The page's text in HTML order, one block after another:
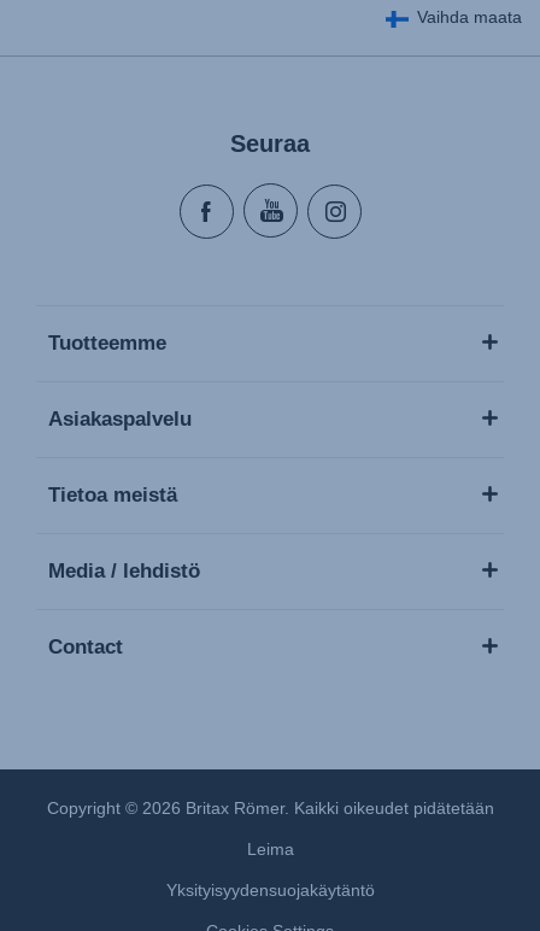
Lietošanas instrukcija (Latviešu valoda)
Naudojimo instrukcija (Lietuvių kalba)
Instrucţiuni de utilizare (Limba română)
Uputstvo za korišcenje (Srpski)
Navodila za uporabo (Slovenščina)
Vaihda maata
Seuraa
Tuotteemme
Asiakaspalvelu
Tietoa meistä
Media / lehdistö
Contact
Copyright © 2026 Britax Römer. Kaikki oikeudet pidätetään
Leima
Yksityisyydensuojakäytäntö